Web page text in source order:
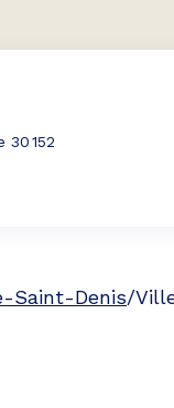
152
Saint-Denis/